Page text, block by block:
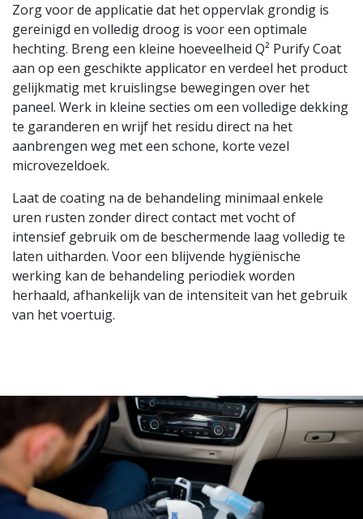
Zorg voor de applicatie dat het oppervlak grondig is
gereinigd en volledig droog is voor een optimale
hechting. Breng een kleine hoeveelheid Q² Purify Coat
aan op een geschikte applicator en verdeel het product
gelijkmatig met kruislingse bewegingen over het
paneel. Werk in kleine secties om een volledige dekking
te garanderen en wrijf het residu direct na het
aanbrengen weg met een schone, korte vezel
microvezeldoek.
Laat de coating na de behandeling minimaal enkele
uren rusten zonder direct contact met vocht of
intensief gebruik om de beschermende laag volledig te
laten uitharden. Voor een blijvende hygiënische
werking kan de behandeling periodiek worden
herhaald, afhankelijk van de intensiteit van het gebruik
van het voertuig.